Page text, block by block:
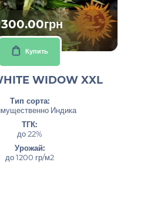
Купить
WIDOW XXL
Тип сорта:
Индика
ТГК:
до 22%
Урожай:
до 1200 гр/м2